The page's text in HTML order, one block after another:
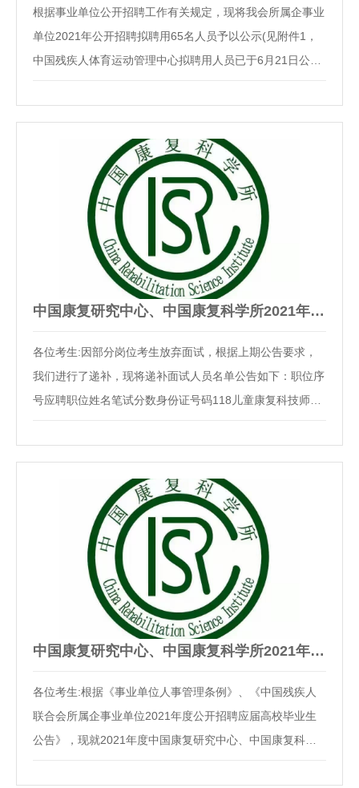
根据事业单位公开招聘工作有关规定，现将我会所属企事业
单位2021年公开招聘拟聘用65名人员予以公示(见附件1，
中国残疾人体育运动管理中心拟聘用人员已于6月21日公
通过中央和国家机关所属事业单位公开招聘服务平台反映。
中国康复研究中心、中国康复科学所2021年度公开招聘应届毕业…
各位考生:因部分岗位考生放弃面试，根据上期公告要求，
我们进行了递补，现将递补面试人员名单公告如下：职位序
号应聘职位姓名笔试分数身份证号码118儿童康复科技师岗
51.9431281********1625131中心办公室英语翻译岗高铭鞠
中国康复研究中心、中国康复科学所2021年度公开招聘应届毕业…
各位考生:根据《事业单位人事管理条例》、《中国残疾人
联合会所属企事业单位2021年度公开招聘应届高校毕业生
公告》，现就2021年度中国康复研究中心、中国康复科学